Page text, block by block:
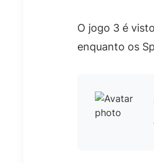
O jogo 3 é
enquanto os